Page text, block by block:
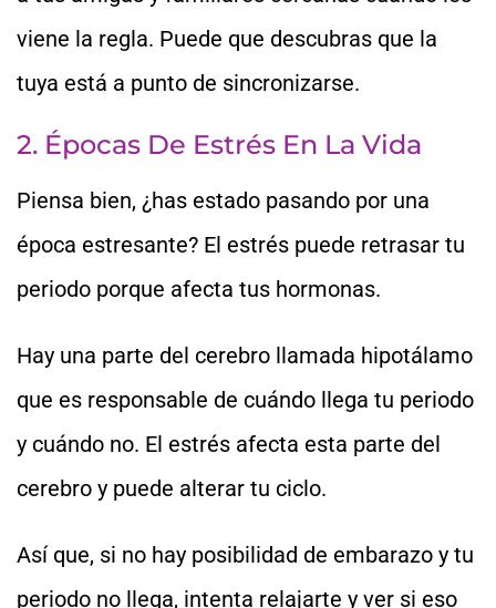
viene la regla. Puede que descubras que la
tuya está a punto de sincronizarse.
2. Épocas De Estrés En La Vida
Piensa bien, ¿has estado pasando por una
época estresante? El estrés puede retrasar tu
periodo porque afecta tus hormonas.
Hay una parte del cerebro llamada hipotálamo
que es responsable de cuándo llega tu periodo
y cuándo no. El estrés afecta esta parte del
cerebro y puede alterar tu ciclo.
Así que, si no hay posibilidad de embarazo y tu
periodo no llega, intenta relajarte y ver si eso